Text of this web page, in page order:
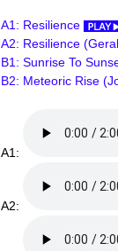
A1: Resilience
A2: Resilience
B1: Sunrise To
B2: Meteoric Rise
A1:
A2: